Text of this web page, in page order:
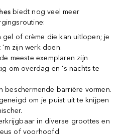
biedt nog veel meer
gel of crème die kan uitlopen; je
zijn werk doen.
meeste exemplaren zijn
om overdag en 's nachts te
beschermende barrière vormen.
om je puist uit te knijpen
in diverse groottes en
of voorhoofd.